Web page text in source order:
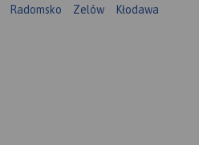
Radomsko Zelów Kłodawa